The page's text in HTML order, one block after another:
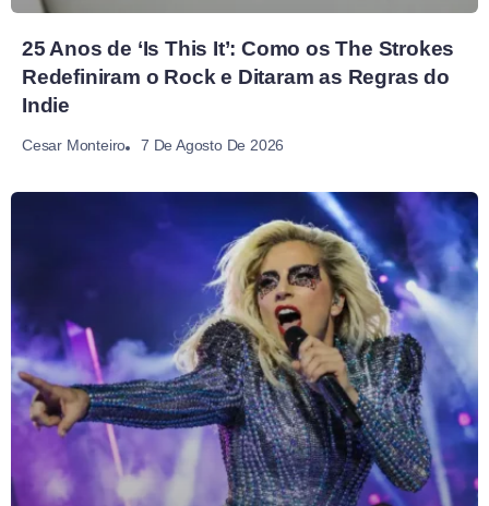
25 Anos de ‘Is This It’: Como os The Strokes
Redefiniram o Rock e Ditaram as Regras do
Indie
Cesar Monteiro 7 De Agosto De 2026